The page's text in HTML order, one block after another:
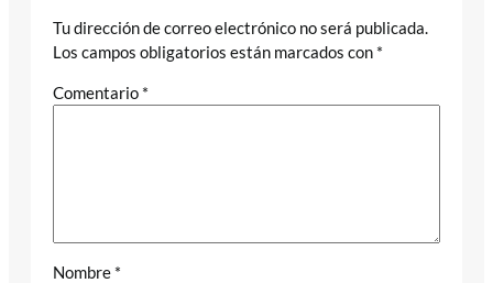
Tu dirección de correo electrónico no será publicada.
Los campos obligatorios están marcados con *
Comentario *
Nombre *